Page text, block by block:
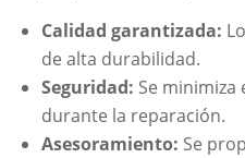
Calidad garantizada:
de alta durabilidad.
Seguridad: Se minimiza
durante la reparación.
Asesoramiento: Se